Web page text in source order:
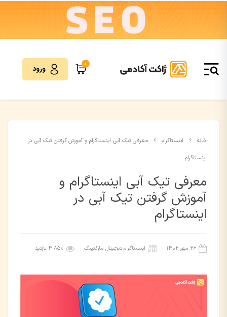
0
ورود
خانه اینستاگرام
معرفی تیک آبی اینستاگرام و آموزش گرفتن تیک آبی در
اینستاگرام
معرفی تیک آبی اینستاگرام و
آموزش گرفتن تیک آبی در
اینستاگرام
۲۶ مهر ۱۴۰۲ اینستاگرام،دیجیتال مارکتینگ 4.85k بازدید